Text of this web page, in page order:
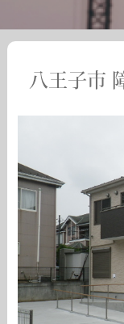
八王子市